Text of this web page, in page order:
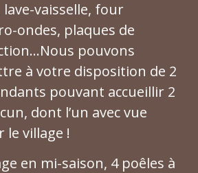
vaisselle, four
ondes, plaques de
pouvons
à votre disposition de 2
pouvant accueillir 2
dont l’un avec vue
village !
en mi-saison, 4 poêles à